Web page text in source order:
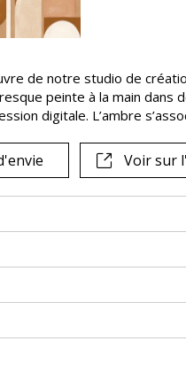
Rose
de notre studio de
peinte à la main dans
digitale. L’ambre
Voir sur